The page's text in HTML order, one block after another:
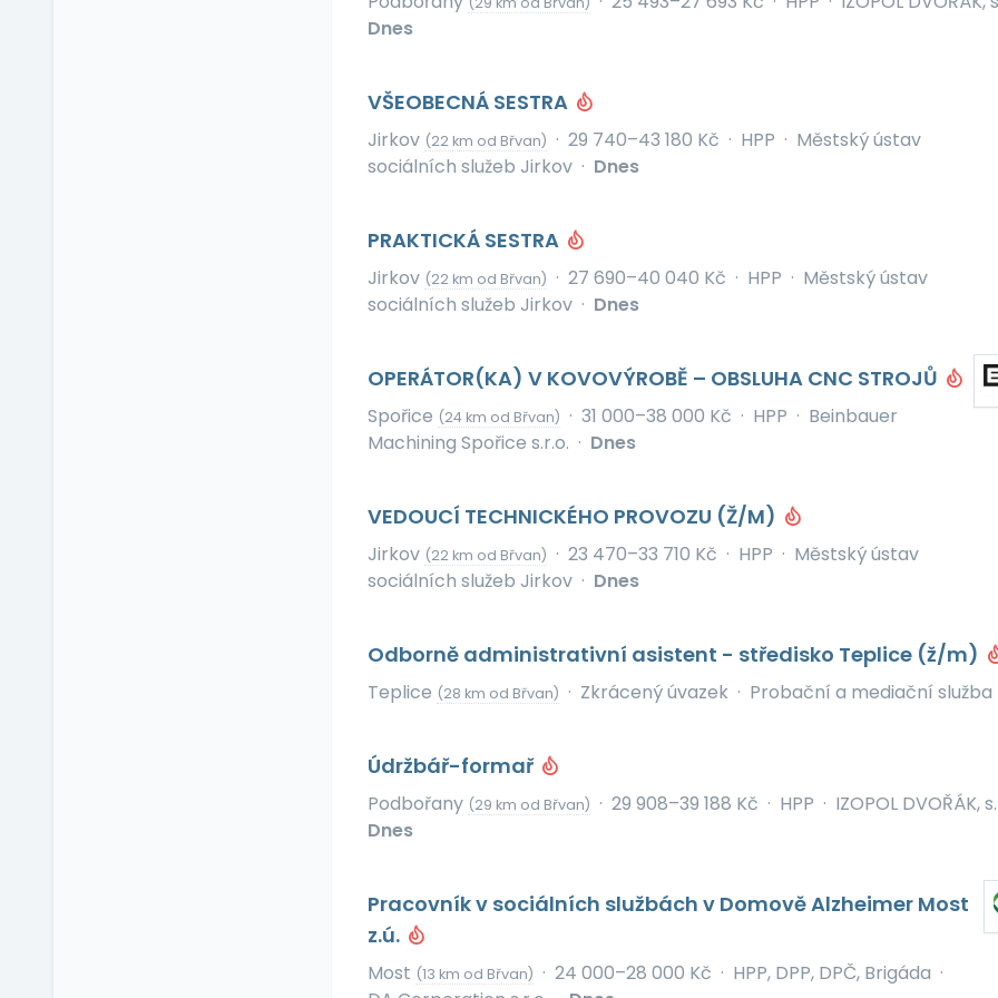
Dnes
VŠEOBECNÁ SESTRA
Jirkov (22 km od Břvan) · 29 740–43 180 Kč · HPP · Městský ústav
sociálních služeb Jirkov · Dnes
PRAKTICKÁ SESTRA
Jirkov (22 km od Břvan) · 27 690–40 040 Kč · HPP · Městský ústav
sociálních služeb Jirkov · Dnes
OPERÁTOR(KA) V KOVOVÝROBĚ – OBSLUHA CNC STROJŮ
Spořice (24 km od Břvan) · 31 000–38 000 Kč · HPP · Beinbauer
Machining Spořice s.r.o. · Dnes
VEDOUCÍ TECHNICKÉHO PROVOZU (Ž/M)
Jirkov (22 km od Břvan) · 23 470–33 710 Kč · HPP · Městský ústav
sociálních služeb Jirkov · Dnes
Odborně administrativní asistent - středisko Teplice (ž/m)
Teplice (28 km od Břvan) · Zkrácený úvazek · Probační a mediační služba
Údržbář-formař
Podbořany (29 km od Břvan) · 29 908–39 188 Kč · HPP · IZOPOL DVOŘÁK,
Dnes
Pracovník v sociálních službách v Domově Alzheimer Most
z.ú.
Most (13 km od Břvan) · 24 000–28 000 Kč · HPP, DPP, DPČ, Brigáda ·